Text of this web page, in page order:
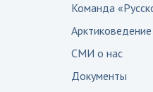
Команда
Арктиковедение
СМИ о нас
Документы